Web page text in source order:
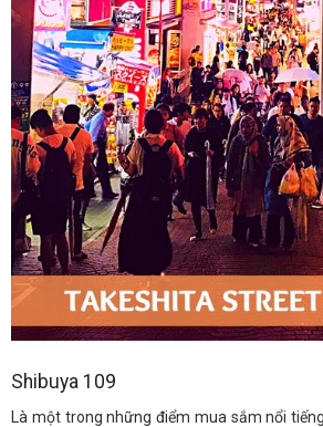
Shibuya 109
Là một trong những điểm mua sắm nổi